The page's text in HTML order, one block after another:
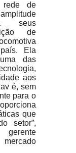
de
seus
de
Ela
das
aos
é, sem
para o
que
setor”,
gerente